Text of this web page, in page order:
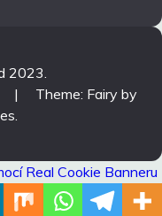
2023.
|
Theme: Fairy by
Real Cookie Banneru